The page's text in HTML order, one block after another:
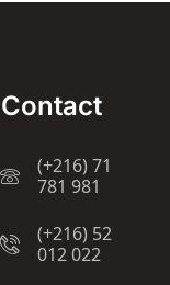
Contact
(+216) 71
781 981
(+216) 52
012 022